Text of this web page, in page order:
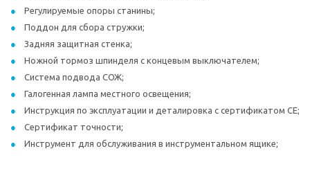
Регулируемые опоры станины;
Поддон для сбора стружки;
Задняя защитная стенка;
Ножной тормоз шпинделя с концевым выключателем;
Система подвода СОЖ;
Галогенная лампа местного освещения;
Инструкция по эксплуатации и деталировка с сертификатом СЕ;
Сертификат точности;
Инструмент для обслуживания в инструментальном ящике;